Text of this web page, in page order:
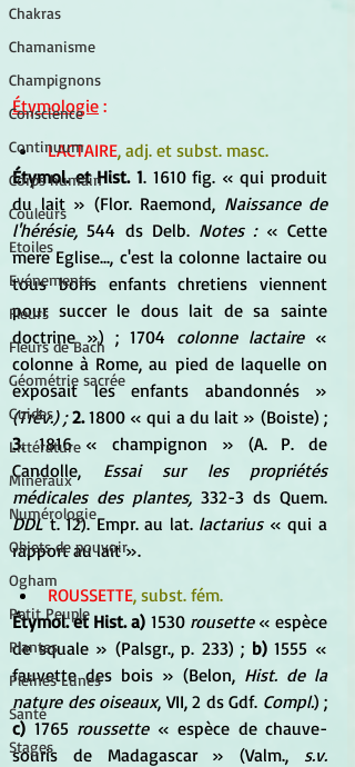
Chakras
Chamanisme
Champignons
Conscience
Continuum
Corps humain
Couleurs
Etoiles
Evénements
Fleurs
Fleurs de Bach
Géométrie sacrée
Guides
Littérature
Minéraux
Numérologie
Objets de pouvoir
Ogham
Petit Peuple
Plantes
Pleines Lunes
Santé
Stages
Étymologie :
LACTAIRE, adj. et subst. masc.
Étymol. et Hist. 1. 1610 fig. « qui produit
du lait » (Flor. Raemond, Naissance de
l'hérésie, 544 ds Delb. Notes : « Cette
mere Eglise..., c'est la colonne lactaire ou
tous bons enfants chretiens viennent
pour succer le dous lait de sa sainte
doctrine ») ; 1704 colonne lactaire «
colonne à Rome, au pied de laquelle on
(Trév.) ; 2. 1800 « qui a du lait » (Boiste) ;
3. 1816 « champignon » (A. P. de
Candolle, Essai sur les propriétés
médicales des plantes,
DDL t. 12). Empr. au lat. lactarius « qui a
rapport au lait ».
ROUSSETTE, subst. fém.
Étymol. et Hist. a) 1530 rousette « espèce
de squale » (Palsgr., p. 233) ; b) 1555 «
fauvette des bois » (Belon, Hist. de la
nature des oiseaux, VII, 2 ds Gdf. Compl.) ;
c) 1765 roussette « espèce de chauve-
souris de Madagascar » (Valm., s.v.